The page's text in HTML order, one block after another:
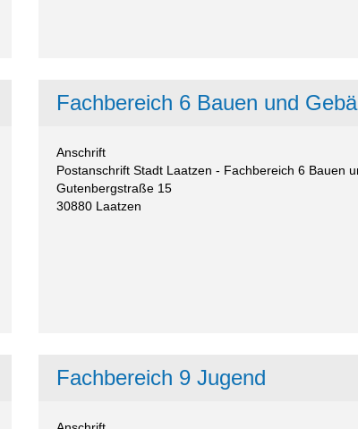
Fachbereich 6 Bauen und
Anschrift
Postanschrift Stadt Laatzen - Fachbereich 6 Bauen
Gutenbergstraße 15
30880 Laatzen
Fachbereich 9 Jugend